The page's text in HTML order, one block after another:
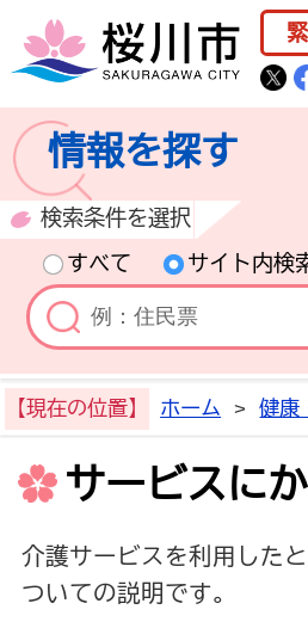
情報を探す
検索条件を選択
すべて
サイト内検
【現在の位置】 ホーム > 健康
サービスに
介護サービスを利用した
ついての説明です。